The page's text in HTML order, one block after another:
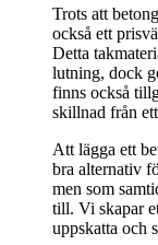
Trots att
också ett
Detta
lutning, dock
finns också
skillnad från
Att lägga ett
bra alternativ
men som
till. Vi skapar
uppskatta och